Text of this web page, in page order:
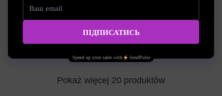
prosty #6
Kupić
Pokaż więcej 20 produktów